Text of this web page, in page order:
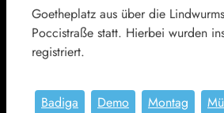
Goetheplatz aus über die
Poccistraße statt. Hierbei wurden
registriert.
Badiga Demo Montag